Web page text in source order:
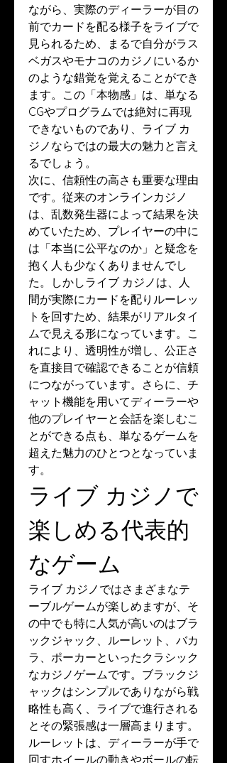
ながら、実際のディーラーが目の
前でカードを配る様子をライブで
見られるため、まるで自分がラス
ベガスやモナコのカジノにいるか
のような錯覚を覚えることができ
ます。この「本物感」は、単なる
CGやプログラムでは絶対に再現
できないものであり、ライブ カ
ジノならではの最大の魅力と言え
るでしょう。
次に、信頼性の高さも重要な理由
です。従来のオンラインカジノ
は、乱数発生器によって結果を決
めていたため、プレイヤーの中に
は「本当に公平なのか」と疑念を
抱く人も少なくありませんでし
た。しかしライブ カジノは、人
間が実際にカードを配りルーレッ
トを回すため、結果がリアルタイ
ムで見える形になっています。こ
れにより、透明性が増し、公正さ
を直接目で確認できることが信頼
につながっています。さらに、チ
ャット機能を用いてディーラーや
他のプレイヤーと会話を楽しむこ
とができる点も、単なるゲームを
超えた魅力のひとつとなっていま
す。
ライブ カジノで
楽しめる代表的
なゲーム
ライブ カジノではさまざまなテ
ーブルゲームが楽しめますが、そ
の中でも特に人気が高いのはブラ
ックジャック、ルーレット、バカ
ラ、ポーカーといったクラシック
なカジノゲームです。ブラックジ
ャックはシンプルでありながら戦
略性も高く、ライブで進行される
とその緊張感は一層高まります。
ルーレットは、ディーラーが手で
回すホイールの動きやボールの転